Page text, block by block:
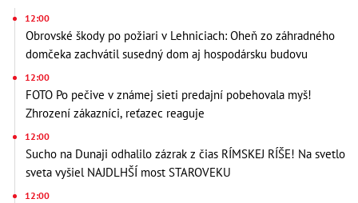
12:00
Obrovské škody po požiari v Lehniciach: Oheň zo záhradného
domčeka zachvátil susedný dom aj hospodársku budovu
12:00
FOTO Po pečive v známej sieti predajní pobehovala myš!
Zhrození zákazníci, reťazec reaguje
12:00
Sucho na Dunaji odhalilo zázrak z čias RÍMSKEJ RÍŠE! Na svetlo
sveta vyšiel NAJDLHŠÍ most STAROVEKU
12:00